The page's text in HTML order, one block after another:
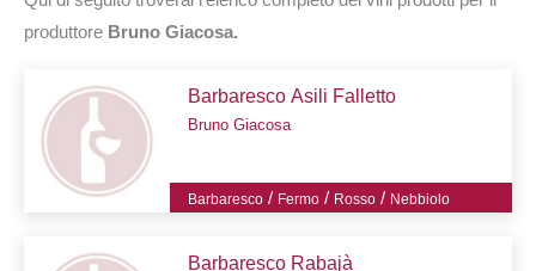
produttore Bruno Giacosa.
Barbaresco Asili Falletto
Bruno Giacosa
Barbaresco / Fermo / Rosso / Nebbiolo
Barbaresco Rabajà